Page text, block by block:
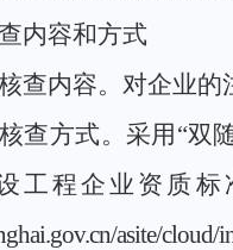
内容和方式
查内容。 对企业的
核查方式。 采用 “双
工程企业资质
asite/cloud/